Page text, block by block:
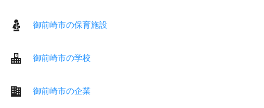
御前崎市の保育施設
御前崎市の学校
御前崎市の企業